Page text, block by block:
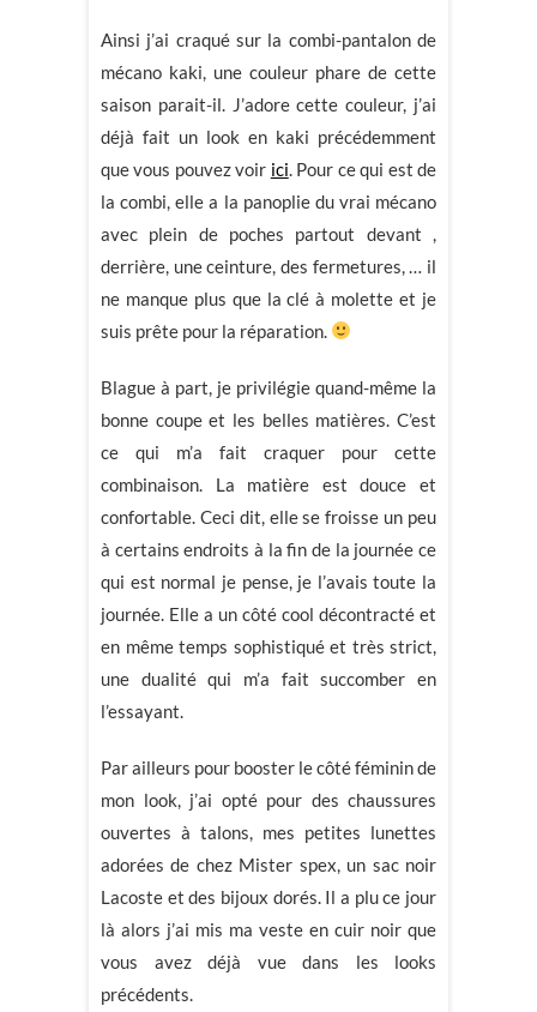
Ainsi j’ai craqué sur la combi-pantalon de
mécano kaki, une couleur phare de cette
saison parait-il. J’adore cette couleur, j’ai
déjà fait un look en kaki précédemment
que vous pouvez voir ici . Pour ce qui est de
la combi, elle a la panoplie du vrai mécano
avec plein de poches partout devant ,
derrière, une ceinture, des fermetures, … il
ne manque plus que la clé à molette et je
suis prête pour la réparation.
Blague à part, je privilégie quand-même la
bonne coupe et les belles matières. C’est
ce qui m’a fait craquer pour cette
combinaison. La matière est douce et
confortable. Ceci dit, elle se froisse un peu
à certains endroits à la fin de la journée ce
qui est normal je pense, je l’avais toute la
journée. Elle a un côté cool décontracté et
en même temps sophistiqué et très strict,
une dualité qui m’a fait succomber en
l’essayant.
Par ailleurs pour booster le côté féminin de
mon look, j’ai opté pour des chaussures
ouvertes à talons, mes petites lunettes
adorées de chez Mister spex, un sac noir
Lacoste et des bijoux dorés. Il a plu ce jour
là alors j’ai mis ma veste en cuir noir que
vous avez déjà vue dans les looks
précédents.